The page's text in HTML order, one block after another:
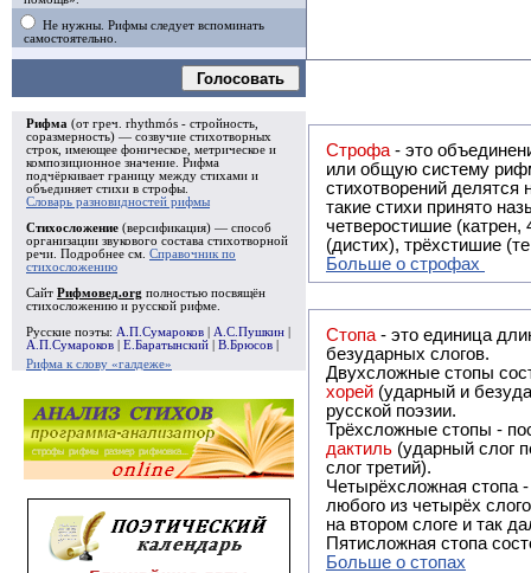
Не нужны. Рифмы следует вспоминать
самостоятельно.
Голосовать
Рифма (от греч. rhythmós - стройность,
соразмерность) — созвучие стихотворных
строк, имеющее фоническое, метрическое и
композиционное значение. Рифма
подчёркивает границу между стихами и
объединяет стихи в строфы
Словарь разновидностей рифмы
Стихосложение (версификация) — способ
организации звукового состава стихотворной
речи. Подробнее см. Справочник по
стихосложению
Сайт Рифмовед.org полностью посвящён
стихосложению и русской рифме.
Русские поэты: А.П.Сумароков А.С.Пушкин
А.П.Сумароков
Е.Баратынский В.Брюсов
Рифма к слову «галдеже»
Строфа - это объединение двух
или общую систему рифм, и регулярно или периодически
стихотворений делятся на строфы и т.о. являются строфическими.
такие стихи принято называть астрофическими. Самая популярная строфа в русской поэзии -
четверостишие
(дистих), трёхстишие
Больше о строфах
Стопа - это единица
безударных слогов.
Двухсложные стопы
хорей (ударный и
русской поэзии.
Трёхсложные стопы -
дактиль (ударный слог
слог третий).
Четырёхсложная стопа
любого из четырёх
на втором слоге и так
Пятисложная стопа
Больше о стопах